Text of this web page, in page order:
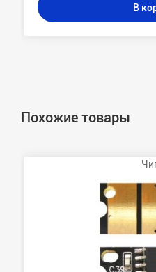
В
Похожие товары